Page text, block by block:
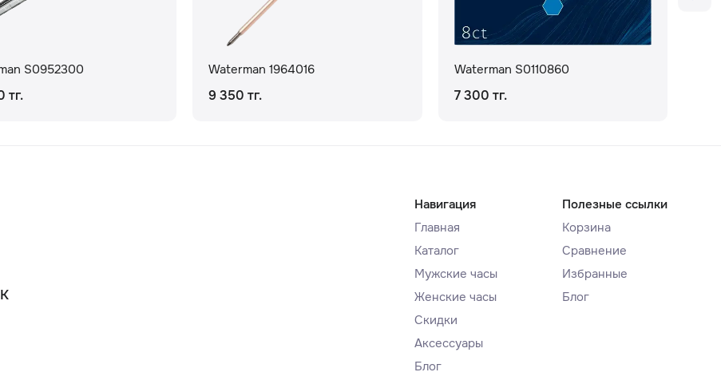
S0952300
тг.
Waterman 1964016
9 350 тг.
Waterman S0110860
7 300 тг.
Навигация
Главная
Каталог
Мужские часы
Женские часы
Скидки
Аксессуары
Блог
Полезные ссылки
Корзина
Сравнение
Избранные
Блог